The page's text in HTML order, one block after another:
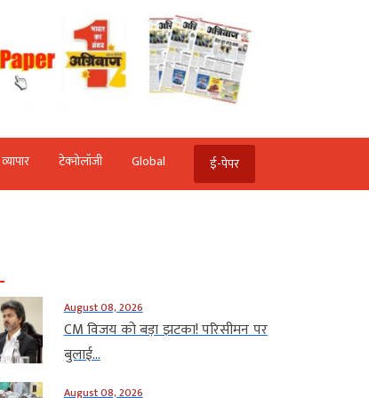
व्‍यापार टेक्‍नोलॉजी Global ई-पेपर
August 08, 2026
CM विजय को बड़ा झटका! परिसीमन पर
बुलाई...
August 08, 2026